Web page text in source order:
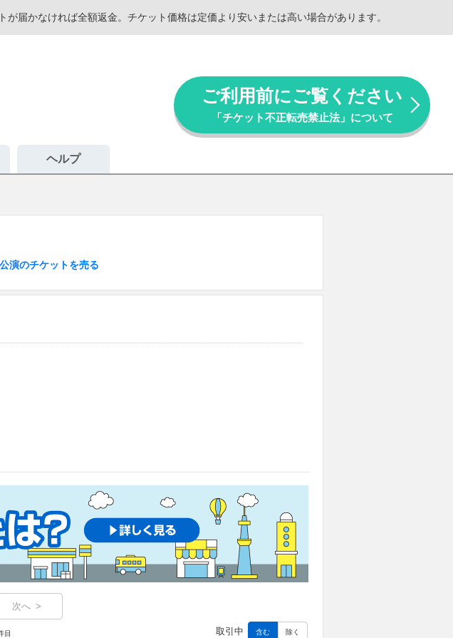
届かなければ全額返金。チケット価格は定価より安いまたは高い場合があります。
ご利用前にご覧ください
「チケット不正転売禁止法」について
ヘルプ
演のチケットを売る
取引中 含む 除く
次へ >
目